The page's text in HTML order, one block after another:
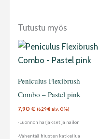
Tutustu myös
Peniculus Flexibrush
Combo – Pastel pink
7,90€ (6,29€ alv. 0%)
-Luonnon harjakset ja nailon
-Vähentää hiusten katkeilua